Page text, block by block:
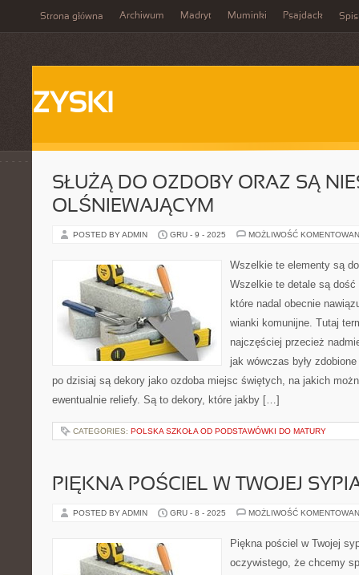
Strona główna Archiwum Madryt Muminki Psajdack Spis
ZYSKI
SŁUŻĄ DO OZDOBY ORAZ SĄ
OLŚNIEWAJĄCYM
POSTED BY ADMIN GRU - 9 - 2025 MOŻLIWOŚĆ
Wszelkie te elementy są
Wszelkie te detale są
które nadal obecnie
wianki komunijne. Tutaj
najczęściej przecież
jak wówczas były
po dzisiaj są dekory jako ozdoba miejsc świętych, na jakich
ewentualnie reliefy. Są to dekory, które jakby […]
CATEGORIES: POLSKA SZKOŁA OD PODSTAWÓWKI DO MATURY
PIĘKNA POŚCIEL W TWOJEJ
POSTED BY ADMIN GRU - 8 - 2025 MOŻLIWOŚĆ
Piękna pościel w Twojej
oczywistego, że chcemy